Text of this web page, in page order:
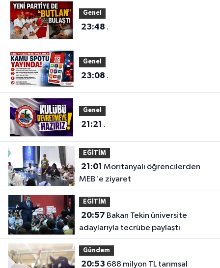
Genel
23:48 .
Genel
23:08 .
Genel
21:21 .
EĞİTİM
21:01
MEB'e ziyaret
EĞİTİM
20:57
adaylarıyla tecrübe paylaştı
Gündem
20:53